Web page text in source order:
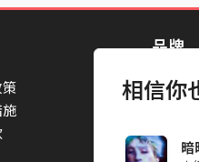
相信你
策
施
品牌
Blow 吹
Packer